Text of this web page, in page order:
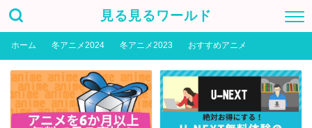
見る見るワールド
ホーム 冬アニメ2024 冬アニメ2023 おすすめアニメ